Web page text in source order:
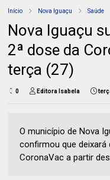
Início Nova Iguaçu Saúde
Nova Iguaçu
2ª dose da
terça (27)
0 Editora Isabela
O município de Nova
confirmou que deixará
CoronaVac a partir